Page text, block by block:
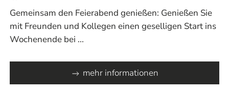
Gemeinsam den Feierabend genießen: Genießen Sie
mit Freunden und Kollegen einen geselligen Start ins
Wochenende bei ...
mehr informationen